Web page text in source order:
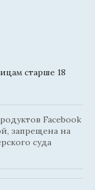
старше 18
Facebook
запрещена на
суда